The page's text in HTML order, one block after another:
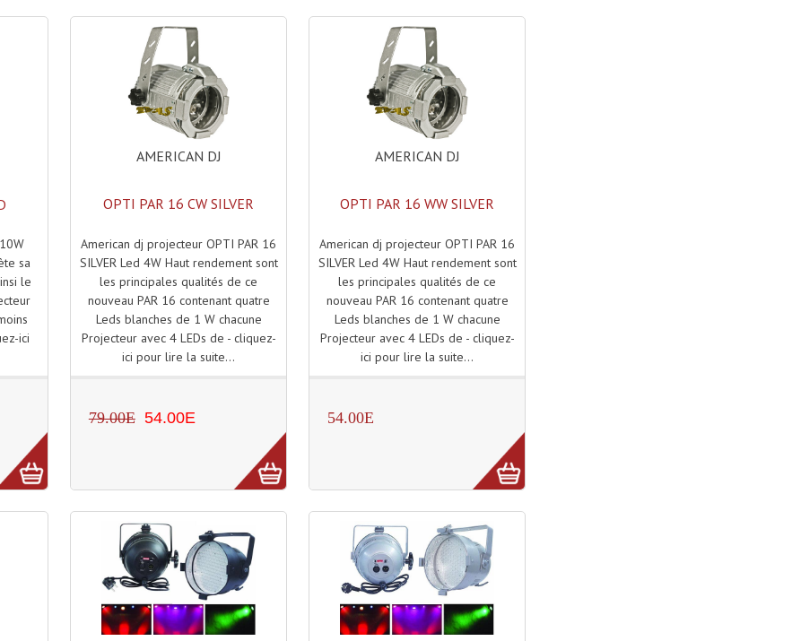
sa
le
ici
AMERICAN DJ
OPTI PAR 16 CW SILVER
American dj projecteur OPTI PAR 16
SILVER Led 4W Haut rendement sont
les principales qualités de ce
nouveau PAR 16 contenant quatre
Leds blanches de 1 W chacune
Projecteur avec 4 LEDs de - cliquez-
ici pour lire la suite...
79.00E 54.00E
AMERICAN DJ
OPTI PAR 16 WW SILVER
American dj projecteur OPTI PAR 16
SILVER Led 4W Haut rendement sont
les principales qualités de ce
nouveau PAR 16 contenant quatre
Leds blanches de 1 W chacune
Projecteur avec 4 LEDs de - cliquez-
ici pour lire la suite...
54.00E